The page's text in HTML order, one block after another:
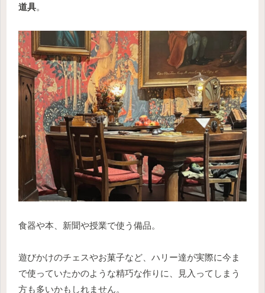
道具。
食器や本、新聞や授業で使う備品。
遊びかけのチェスやお菓子など、ハリー達が実際に今ま
で使っていたかのような精巧な作りに、見入ってしまう
方も多いかもしれません。